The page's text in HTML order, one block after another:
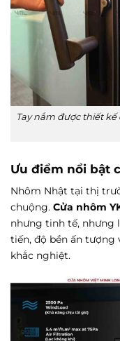
Tay nắm được thiết
Ưu điểm nổi bật
Nhôm Nhật tại thị
chuộng. Cửa nhôm
nhưng tinh tế, nhưng
tiến, độ bền ấn
khắc nghiệt.